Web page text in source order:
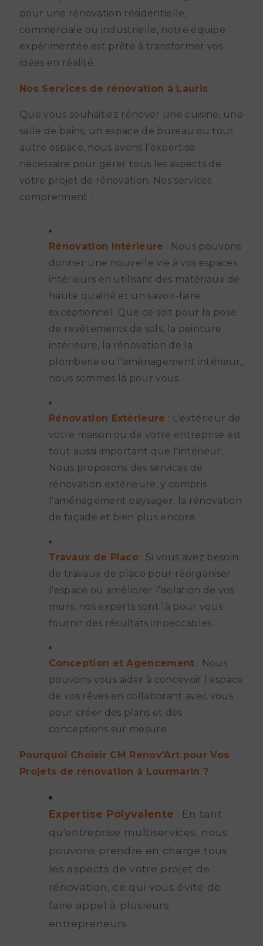
pour une rénovation résidentielle,
commerciale ou industrielle, notre équipe
expérimentée est prête à transformer vos
idées en réalité.
Nos Services de rénovation à Lauris
Que vous souhaitiez rénover une cuisine, une
salle de bains, un espace de bureau ou tout
autre espace, nous avons l'expertise
nécessaire pour gérer tous les aspects de
votre projet de rénovation. Nos services
comprennent :
Rénovation Intérieure : Nous pouvons
donner une nouvelle vie à vos espaces
intérieurs en utilisant des matériaux de
haute qualité et un savoir-faire
exceptionnel. Que ce soit pour la pose
de revêtements de sols, la peinture
intérieure, la rénovation de la
plomberie ou l'aménagement intérieur,
nous sommes là pour vous.
Rénovation Extérieure : L'extérieur de
votre maison ou de votre entreprise est
tout aussi important que l'intérieur.
Nous proposons des services de
rénovation extérieure, y compris
l'aménagement paysager, la rénovation
de façade et bien plus encore.
Travaux de Placo : Si vous avez besoin
de travaux de placo pour réorganiser
l'espace ou améliorer l'isolation de vos
murs, nos experts sont là pour vous
fournir des résultats impeccables.
Conception et Agencement : Nous
pouvons vous aider à concevoir l'espace
de vos rêves en collaborant avec vous
pour créer des plans et des
conceptions sur mesure.
Pourquoi Choisir CM Renov'Art pour Vos
Projets de rénovation à Lourmarin ?
Expertise Polyvalente : En tant
qu'entreprise multiservices, nous
pouvons prendre en charge tous
les aspects de votre projet de
rénovation, ce qui vous évite de
faire appel à plusieurs
entrepreneurs.